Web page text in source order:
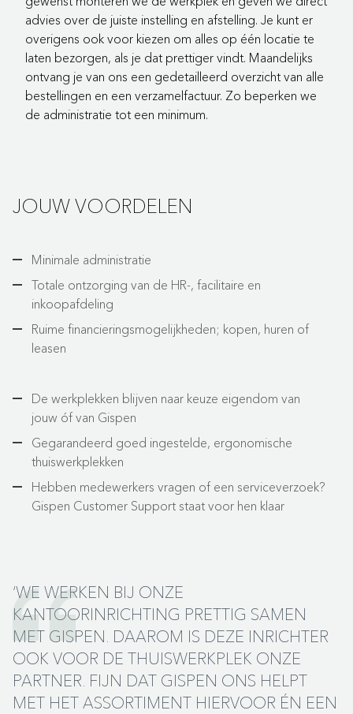
advies over de juiste instelling en afstelling. Je kunt er
overigens ook voor kiezen om alles op één locatie te
laten bezorgen, als je dat prettiger vindt. Maandelijks
ontvang je van ons een gedetailleerd overzicht van alle
bestellingen en een verzamelfactuur. Zo beperken we
de administratie tot een minimum.
JOUW VOORDELEN
Minimale administratie
Totale ontzorging van de HR-, facilitaire en
inkoopafdeling
Ruime financieringsmogelijkheden; kopen, huren of
leasen
De werkplekken blijven naar keuze eigendom van
jouw óf van Gispen
Gegarandeerd goed ingestelde, ergonomische
thuiswerkplekken
Hebben medewerkers vragen of een serviceverzoek?
Gispen Customer Support staat voor hen klaar
‘WE WERKEN BIJ ONZE
KANTOORINRICHTING PRETTIG SAMEN
MET GISPEN. DAAROM IS DEZE INRICHTER
OOK VOOR DE THUISWERKPLEK ONZE
PARTNER. FIJN DAT GISPEN ONS HELPT
MET HET ASSORTIMENT HIERVOOR ÉN EEN